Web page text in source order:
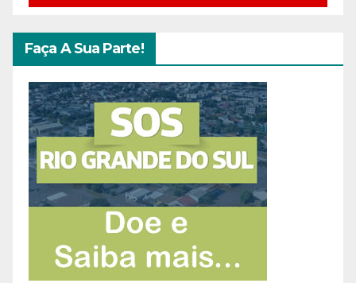
Faça A Sua Parte!